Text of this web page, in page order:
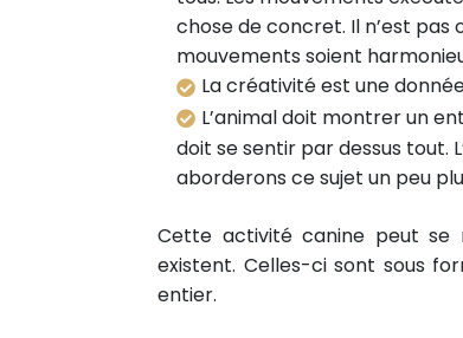
chose de concret. Il n’est pas
mouvements soient
La créativité est une
L’animal doit montrer un
doit se sentir par dessus tout.
aborderons ce sujet un peu
Cette activité canine peut se
existent. Celles-ci sont sous
entier.